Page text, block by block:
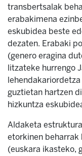
transbertsalak
erabakimena
eskubidea beste
dezaten. Erabaki
(genero eragina
litzateke hurrengo
guztietan hartzen
hizkuntza
Aldaketa
etorkinen beharrak
(euskara ikasteko,